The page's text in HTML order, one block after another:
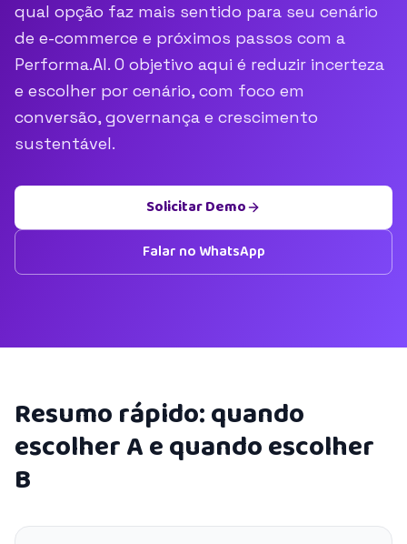
qual opção faz mais sentido para seu cenário
de e-commerce e próximos passos com a
Performa.AI. O objetivo aqui é reduzir incerteza
e escolher por cenário, com foco em
conversão, governança e crescimento
sustentável.
Solicitar Demo
Falar no WhatsApp
Resumo rápido: quando
escolher A e quando escolher
B